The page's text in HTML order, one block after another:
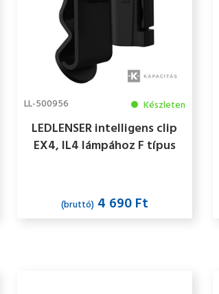
LL-500956 Készleten
LEDLENSER intelligens clip
EX4, IL4 lámpához F típus
(bruttó)4 690 Ft